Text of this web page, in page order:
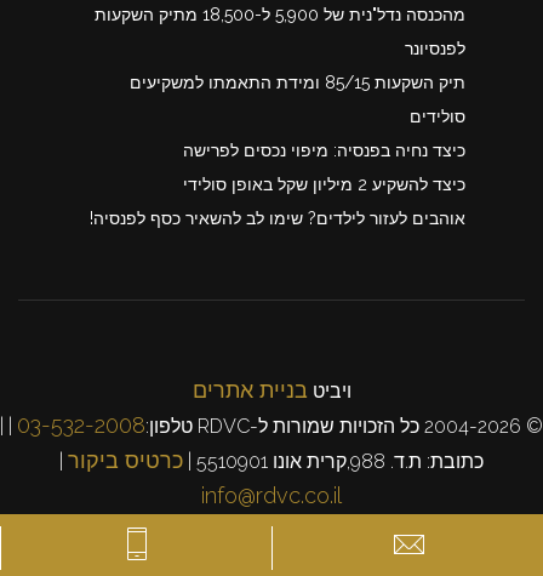
מהכנסה נדל"נית של 5,900 ל-18,500 מתיק השקעות
לפנסיונר
תיק השקעות 85/15 ומידת התאמתו למשקיעים
סולידים
כיצד נחיה בפנסיה: מיפוי נכסים לפרישה
כיצד להשקיע 2 מיליון שקל באופן סולידי
אוהבים לעזור לילדים? שימו לב להשאיר כסף לפנסיה!
ויביט בניית אתרים
© 2004-2026 כל הזכויות שמורות ל-RDVC טלפון: 03-532-2008
כתובת: ת.ד. 988,קרית אונו 5510901 |
כרטיס ביקור
info@rdvc.co.il